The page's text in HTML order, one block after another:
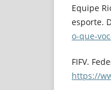
Equipe
esporte.
o-que-
FIFV.
https://